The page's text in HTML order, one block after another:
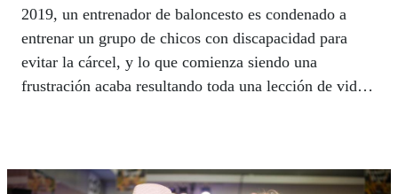
2019, un entrenador de baloncesto es condenado a
entrenar un grupo de chicos con discapacidad para
evitar la cárcel, y lo que comienza siendo una
frustración acaba resultando toda una lección de vida.
sobradamente a la ficción. Es fútbol en femenino, en